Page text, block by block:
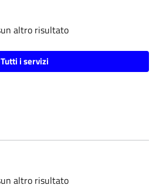
delle operazioni di voto.
altro risultato
Tutti i servizi
altro risultato